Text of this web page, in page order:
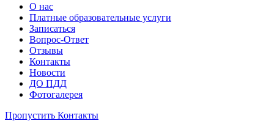
О нас
Платные образовательные услуги
Записаться
Вопрос-Ответ
Отзывы
Контакты
Новости
ДО ПДД
Фотогалерея
Пропустить Контакты